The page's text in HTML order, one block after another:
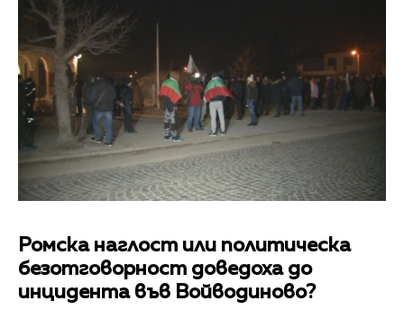
Ромска наглост или политическа
безотговорност доведоха до
инцидента във Войводиново?